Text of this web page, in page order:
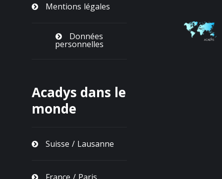
Mentions légales
Données
personnelles
Acadys dans le
monde
Suisse / Lausanne